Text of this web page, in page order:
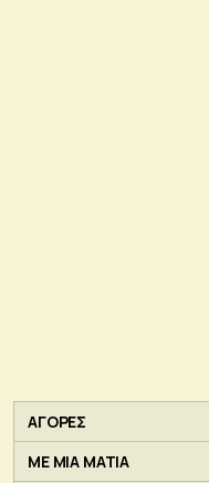
ΑΓΟΡΕΣ
ΜΕ ΜΙΑ ΜΑΤΙΑ